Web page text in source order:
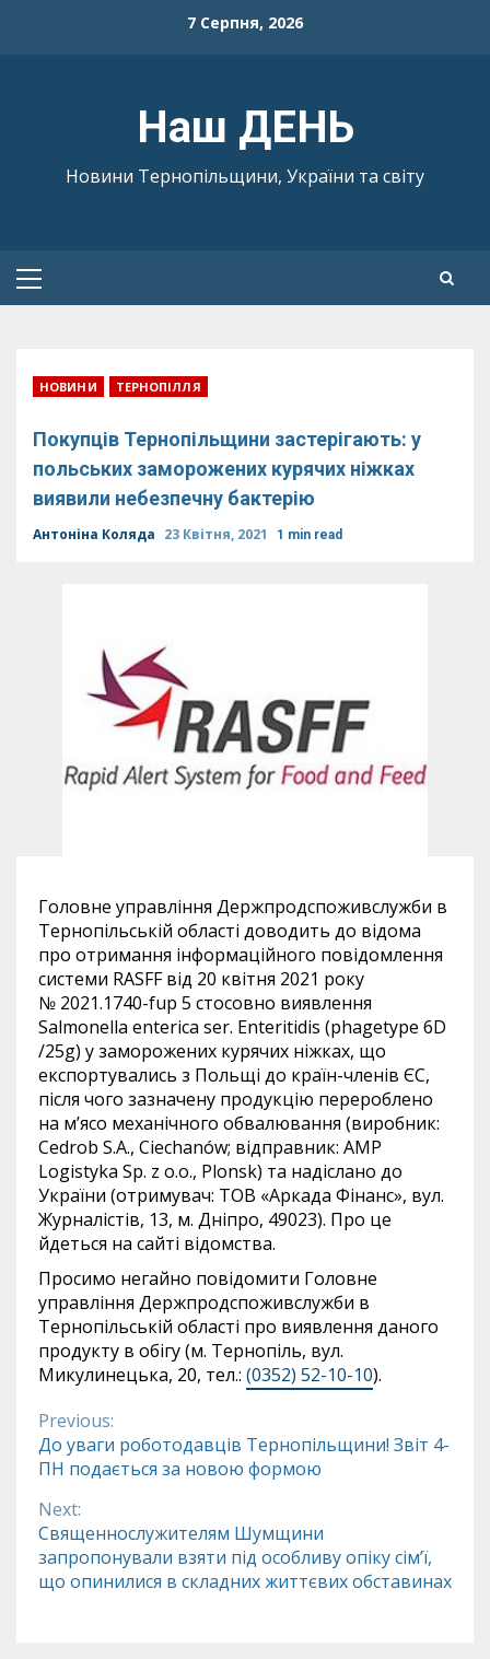
7 Серпня, 2026
Наш ДЕНЬ
Новини Тернопільщини, України та світу
Primary
НОВИНИ ТЕРНОПІЛЛЯ
Покупців Тернопільщини застерігають: у
польських заморожених курячих ніжках
виявили небезпечну бактерію
Антоніна Коляда 23 Квітня, 2021 1 min read
Головне управління Держпродспоживслужби в
Тернопільській області доводить до відома
про отримання інформаційного повідомлення
системи RASFF від 20 квітня 2021 року
№ 2021.1740-fup 5 стосовно виявлення
Salmonella enterica ser. Enteritidis (phagetype 6D
/25g) у заморожених курячих ніжках, що
експортувались з Польщі до країн-членів ЄС,
після чого зазначену продукцію перероблено
на м’ясо механічного обвалювання (виробник:
Cedrob S.A., Ciechanów; відправник: AMP
Logistyka Sp. z o.o., Plonsk) та надіслано до
України (отримувач: ТОВ «Аркада Фінанс», вул.
Журналістів, 13, м. Дніпро, 49023). Про це
йдеться на сайті відомства.
Просимо негайно повідомити Головне
управління Держпродспоживслужби в
Тернопільській області про виявлення даного
продукту в обігу (м. Тернопіль, вул.
Микулинецька, 20, тел.: (0352) 52-10-10).
Continue
Reading
Previous:
До уваги роботодавців Тернопільщини! Звіт 4-
ПН подається за новою формою
Next:
Священнослужителям Шумщини
запропонували взяти під особливу опіку сім’ї,
що опинилися в складних життєвих обставинах